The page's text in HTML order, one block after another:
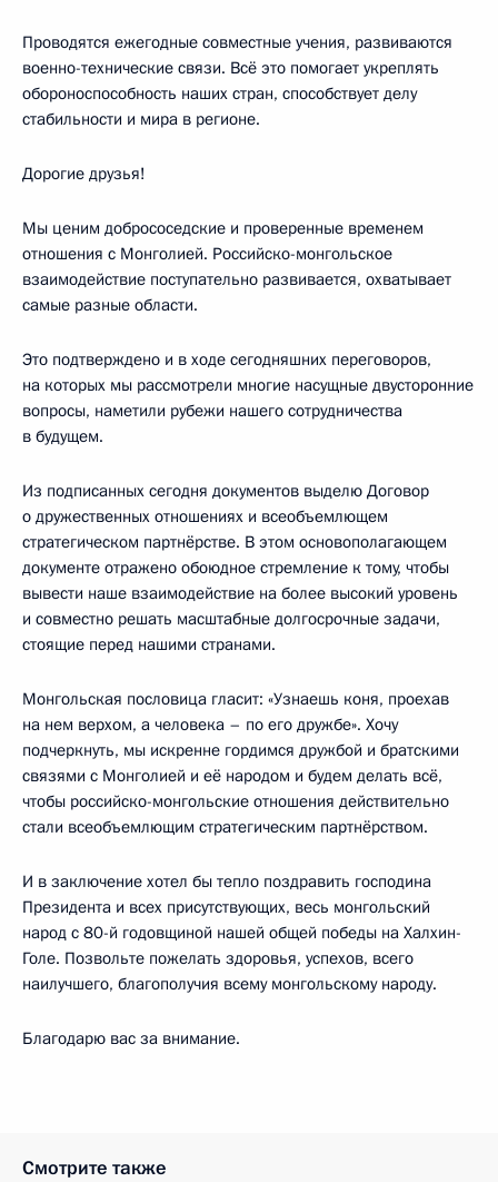
Проводятся ежегодные совместные учения, развиваются
военно-технические связи. Всё это помогает укреплять
обороноспособность наших стран, способствует делу
стабильности и мира в регионе.
Дорогие друзья!
Мы ценим добрососедские и проверенные временем
отношения с Монголией. Российско-монгольское
взаимодействие поступательно развивается, охватывает
самые разные области.
Это подтверждено и в ходе сегодняшних переговоров,
на которых мы рассмотрели многие насущные двусторонние
вопросы, наметили рубежи нашего сотрудничества
в будущем.
Из подписанных сегодня документов выделю Договор
о дружественных отношениях и всеобъемлющем
стратегическом партнёрстве. В этом основополагающем
документе отражено обоюдное стремление к тому, чтобы
вывести наше взаимодействие на более высокий уровень
и совместно решать масштабные долгосрочные задачи,
стоящие перед нашими странами.
Монгольская пословица гласит: «Узнаешь коня, проехав
на нем верхом, а человека – по его дружбе». Хочу
подчеркнуть, мы искренне гордимся дружбой и братскими
связями с Монголией и её народом и будем делать всё,
чтобы российско-монгольские отношения действительно
стали всеобъемлющим стратегическим партнёрством.
И в заключение хотел бы тепло поздравить господина
Президента и всех присутствующих, весь монгольский
народ с 80-й годовщиной нашей общей победы на Халхин-
Голе. Позвольте пожелать здоровья, успехов, всего
наилучшего, благополучия всему монгольскому народу.
Благодарю вас за внимание.
Смотрите также